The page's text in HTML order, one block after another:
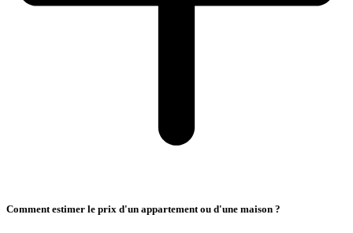
Comment estimer le prix d'un appartement ou d'une maison ?